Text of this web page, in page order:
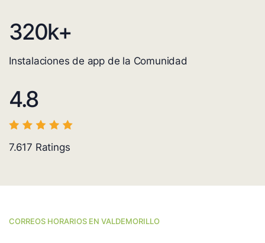
320k+
Instalaciones de app de la Comunidad
4.8
7.617 Ratings
CORREOS HORARIOS EN VALDEMORILLO